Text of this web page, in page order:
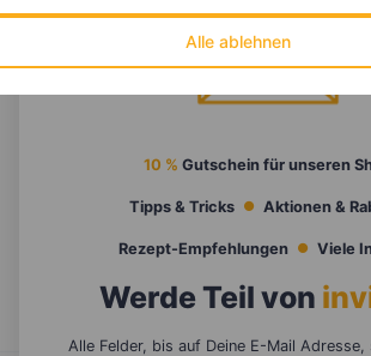
Alle ablehnen
10 % Gutschein für unseren
Tipps & Tricks Aktionen &
Rezept-Empfehlungen Viele
Werde Teil von
Alle Felder, bis auf Deine E-Mail Adresse,